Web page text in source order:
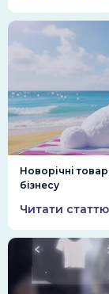
Новорічні
бізнесу
Читати статтю